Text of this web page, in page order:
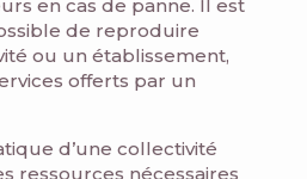
en cas de panne. Il est
de reproduire
ou un établissement,
offerts par un
d’une collectivité
ressources nécessaires